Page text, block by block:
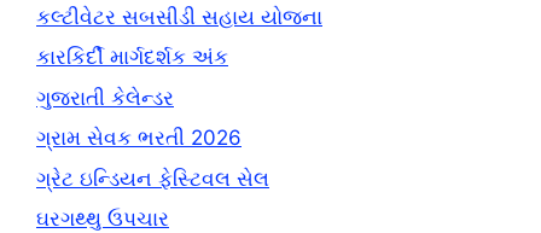
કલ્ટીવેટર સબસીડી સહાય યોજના
કારકિર્દી માર્ગદર્શક અંક
ગુજરાતી કેલેન્ડર
ગ્રામ સેવક ભરતી 2026
ગ્રેટ ઇન્ડિયન ફેસ્ટિવલ સેલ
ઘરગથ્થુ ઉપચાર